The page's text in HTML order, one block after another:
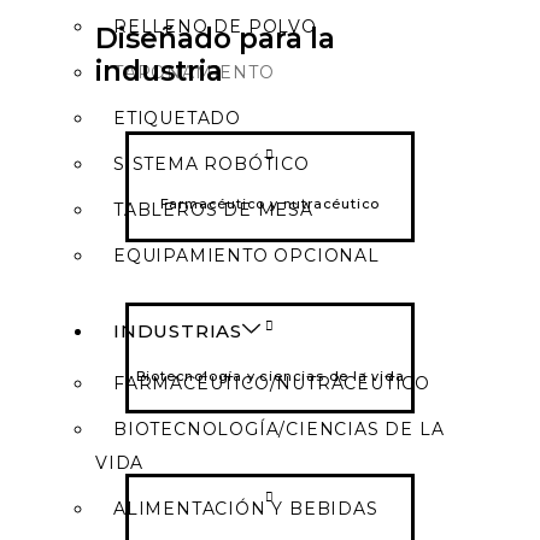
RELLENO DE POLVO
TAPONAMIENTO
ETIQUETADO
SISTEMA ROBÓTICO
TABLEROS DE MESA
EQUIPAMIENTO OPCIONAL
INDUSTRIAS
FARMACÉUTICO/NUTRACÉUTICO
BIOTECNOLOGÍA/CIENCIAS DE LA
VIDA
ALIMENTACIÓN Y BEBIDAS
Diseñado para la
industria
Farmacéutico y nutracéutico
Biotecnología y ciencias de la vida